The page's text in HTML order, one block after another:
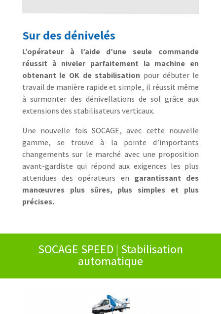
Sur des dénivelés
L’opérateur à l’aide d’une seule commande
réussit à niveler parfaitement la machine en
obtenant le OK de stabilisation pour débuter le
travail de manière rapide et simple, il réussit même
à surmonter des dénivellations de sol grâce aux
extensions des stabilisateurs verticaux.
Une nouvelle fois SOCAGE, avec cette nouvelle
gamme, se trouve à la pointe d’importants
changements sur le marché avec une proposition
avant-gardiste qui répond aux exigences les plus
attendues des opérateurs en garantissant des
manœuvres plus sûres, plus simples et plus
précises.
SOCAGE SPEED | Stabilisation
automatique